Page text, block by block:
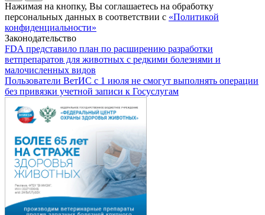
Нажимая на кнопку, Вы соглашаетесь на обработку
персональных данных в соответствии с «Политикой
конфиденциальности»
Законодательство
FDA представило план по расширению разработки
ветпрепаратов для животных с редкими болезнями и
малочисленных видов
Пользователи ВетИС с 1 июля не смогут выполнять операции
без привязки учетной записи к Госуслугам